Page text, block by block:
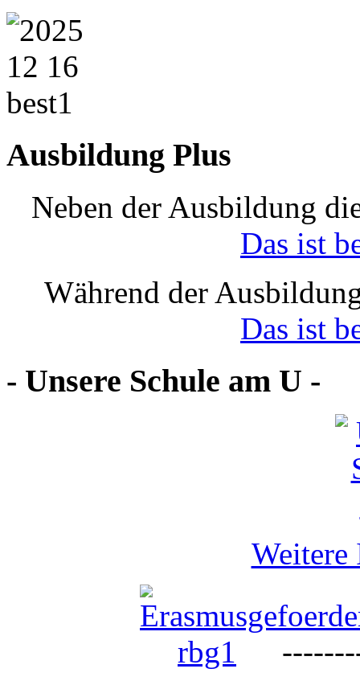
Ausbildung Plus
Neben der Ausbildung
Das ist
Während der
Das ist
- Unsere Schule am U -
Weitere